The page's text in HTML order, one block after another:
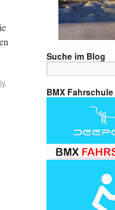
,
Suche im Blog
BMX Fahrschule